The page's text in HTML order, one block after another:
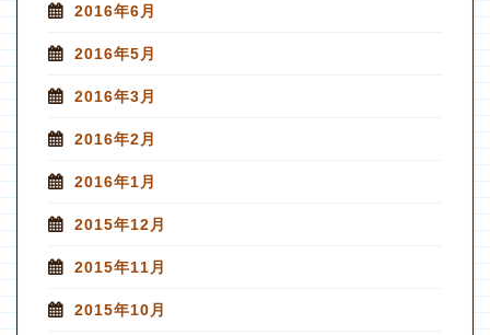
2016年6月
2016年5月
2016年3月
2016年2月
2016年1月
2015年12月
2015年11月
2015年10月